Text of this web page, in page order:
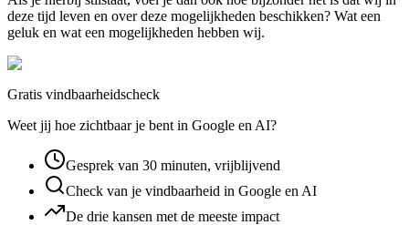
deze tijd leven en over deze mogelijkheden beschikken? Wat een
geluk en wat een mogelijkheden hebben wij.
Gratis vindbaarheidscheck
Weet jij hoe zichtbaar je bent in Google en AI?
Gesprek van 30 minuten, vrijblijvend
Check van je vindbaarheid in Google en AI
De drie kansen met de meeste impact